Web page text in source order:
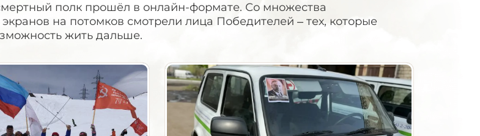
полк прошёл в онлайн-формате. Со множества
на потомков смотрели лица Победителей – тех, которые
жить дальше.